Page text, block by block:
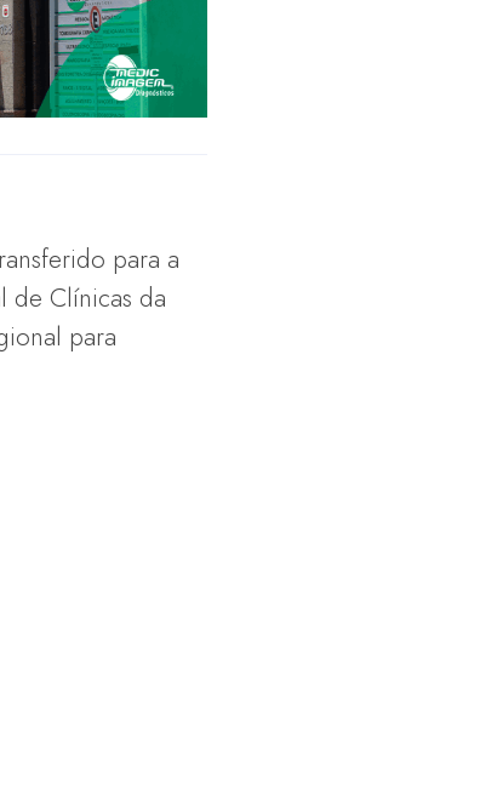
para a
de Clínicas da
para